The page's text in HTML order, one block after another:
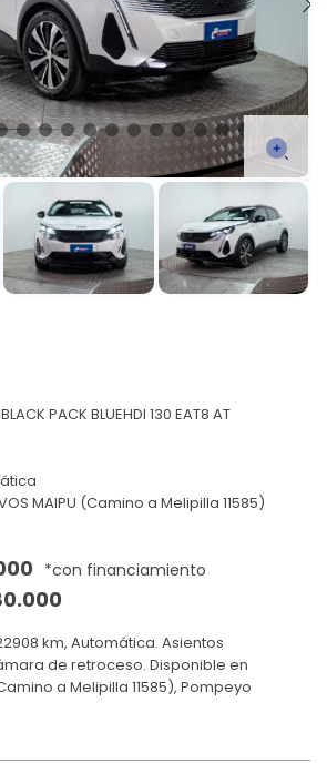
PACK BLUEHDI 130 EAT8 AT
MAIPU (Camino a Melipilla 11585)
km, Automática. Asientos
de retroceso. Disponible en
a Melipilla 11585), Pompeyo